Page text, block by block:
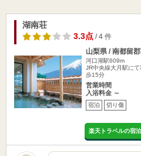
湖南荘
3.3点/ 4 件
山梨県 / 南都留
河口湖駅609m
JR中央線大月駅に
歩15分
営業時間
入浴料金 ～
宿泊 切り傷
楽天トラベルの宿